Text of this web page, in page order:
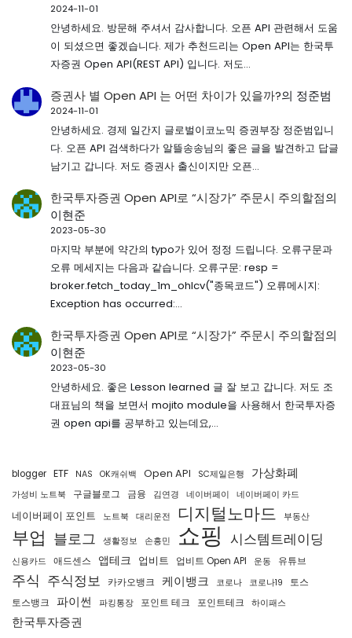
2024-11-01
안녕하세요. 방문해 주셔서 감사합니다. 오픈 API 관련해서 도움
이 되셨으면 좋겠습니다. 제가 추천드리는 Open API는 한국투
자증권 Open API(REST API) 입니다. 저도…
증권사 별 Open API 는 어떤 차이가 있을까?의 정준범
2024-11-01
안녕하세요. 경제 일간지 글로벌이코노믹 증권부장 정준범입니
다. 오픈 API 검색하다가 알뜰송송님의 좋은 글을 발견하고 답글
남기고 갑니다. 저도 증권사 출신이지만 오픈…
한국투자증권 Open API로 “시장가” 주문시 주의할점의
이현준
2023-05-30
마지막 부분에 약간의 typo가 있어 정정 드립니다. 오류구문과
오류 메세지는 다음과 같습니다. 오류구문: resp =
broker.fetch_today_1m_ohlcv("종목코드") 오류메시지:
Exception has occurred:…
한국투자증권 Open API로 “시장가” 주문시 주의할점의
이현준
2023-05-30
안녕하세요. 좋은 Lesson learned 글 잘 보고 갑니다. 저도 조
대표님의 책을 보면서 mojito module을 사용해서 한국투자증
권 open api를 공부하고 있는데요,…
blogger ETF NAS OK캐쉬백 Open API SC제일은행 가상화폐
가성비 노트북 구글블로그 금융 김연경 네이버페이 네이버페이 카드
네이버페이 포인트 노트북 대리운전 디지털노마드 부동산
부업 블로그 생활정보 손흥민 쇼핑 시스템트레이딩
신용카드 애드센스 앱테크 업비트 업비트 Open API 운동 유튜브
주식 주식정보 카카오뱅크 케이뱅크 코로나 코로나19
토스
토스뱅크
파이썬 파킹통장 포인트 테크 포인트테크 하이패스
한국투자증권